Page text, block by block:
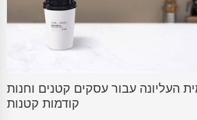
העליונה עבור עסקים קטנים וחנות
קודמות קטנות